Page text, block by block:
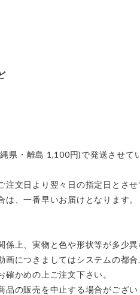
・離島 1,100円)で発送させて
文日より翌々日の指定日とさせ
、一番早いお届けとなります。
係上、実物と色や形状等が多少異
画につきましてはシステムの都
かめの上ご注文下さい。
品の販売を中止する場合がござい